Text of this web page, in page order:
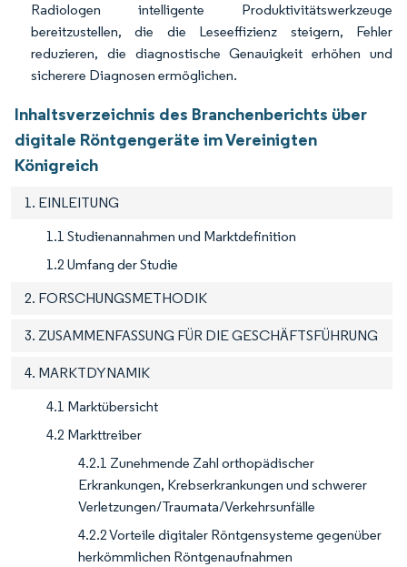
Radiologen intelligente Produktivitätswerkzeuge
bereitzustellen, die die Leseeffizienz steigern, Fehler
reduzieren, die diagnostische Genauigkeit erhöhen und
sicherere Diagnosen ermöglichen.
Inhaltsverzeichnis des Branchenberichts über
digitale Röntgengeräte im Vereinigten
Königreich
1. EINLEITUNG
1.1 Studienannahmen und Marktdefinition
1.2 Umfang der Studie
2. FORSCHUNGSMETHODIK
3. ZUSAMMENFASSUNG FÜR DIE GESCHÄFTSFÜHRUNG
4. MARKTDYNAMIK
4.1 Marktübersicht
4.2 Markttreiber
4.2.1 Zunehmende Zahl orthopädischer
Erkrankungen, Krebserkrankungen und schwerer
Verletzungen/Traumata/Verkehrsunfälle
4.2.2 Vorteile digitaler Röntgensysteme gegenüber
herkömmlichen Röntgenaufnahmen